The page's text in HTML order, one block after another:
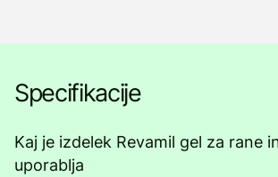
Specifikacije
Kaj je izdelek Revamil gel za rane
uporablja